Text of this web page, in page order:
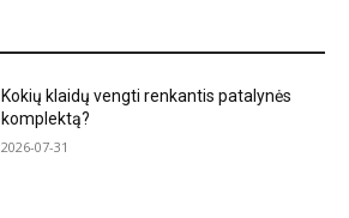
Kokių klaidų vengti renkantis patalynės
komplektą?
2026-07-31